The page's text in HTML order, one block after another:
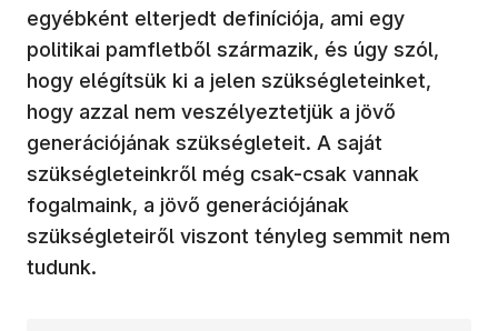
egyébként elterjedt definíciója, ami egy
politikai pamfletből származik, és úgy szól,
hogy elégítsük ki a jelen szükségleteinket,
hogy azzal nem veszélyeztetjük a jövő
generációjának szükségleteit. A saját
szükségleteinkről még csak-csak vannak
fogalmaink, a jövő generációjának
szükségleteiről viszont tényleg semmit nem
tudunk.